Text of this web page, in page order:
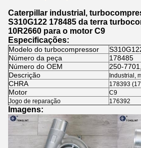
Caterpillar industrial,
S310G122 178485 da terra
10R2660 para o motor C9
Especificações:
Modelo do turbocompressor
Número da peça
178485
Número do OEM
250-
Descrição
Industrial,
CHRA 178393
Motor
C9
Jogo de reparação
176392
Imagens: